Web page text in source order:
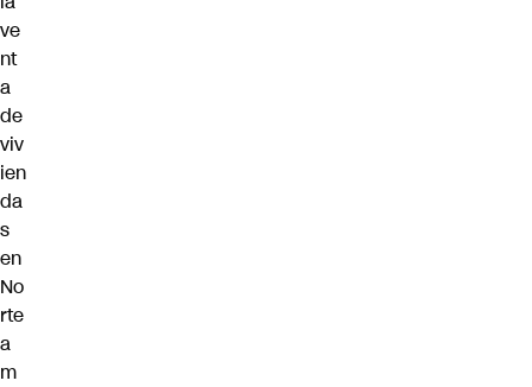
ve
nt
a
de
viv
ien
da
s
en
No
rte
a
m